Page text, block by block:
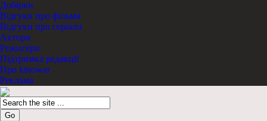
Добірки
Відгуки про фільми
Відгуки про серіали
Актори
Режисери
Підтримка редакції
Про kinowar
Реклама
Go